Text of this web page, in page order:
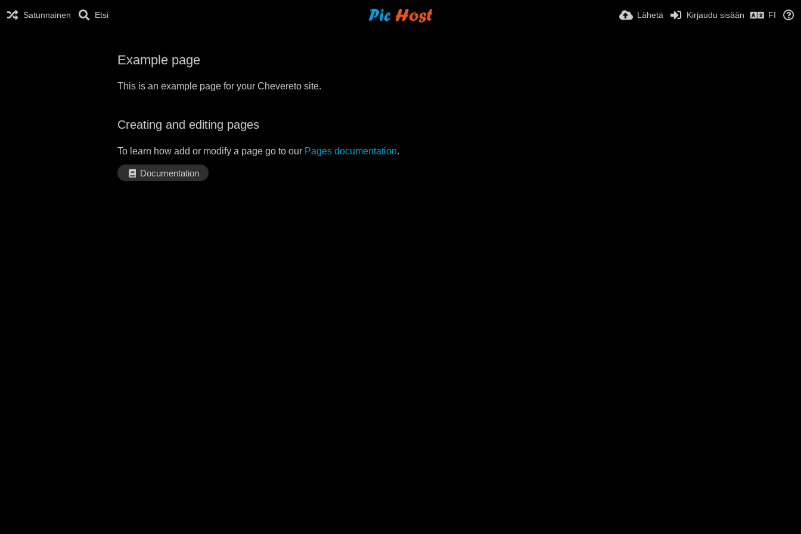
Satunnainen Etsi Lähetä Kirjaudu sisään FI
Example page
This is an example page for your Chevereto site.
Creating and editing pages
To learn how add or modify a page go to our Pages documentation.
Documentation